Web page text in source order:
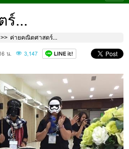
...
ค่ายคณิตศาสตร์...
น. 3,147